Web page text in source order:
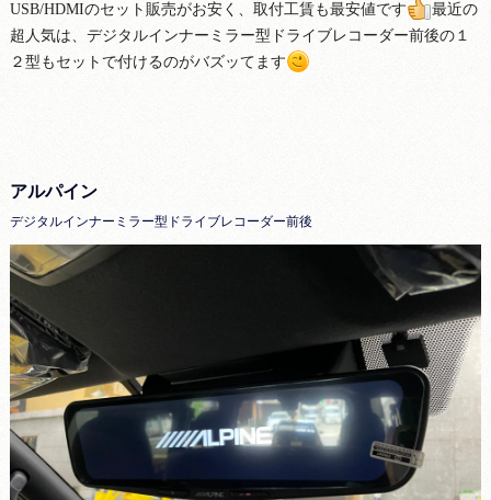
USB/HDMIのセット販売がお安く、取付工賃も最安値です
最近の
超人気は、デジタルインナーミラー型ドライブレコーダー前後の１
２型もセットで付けるのがバズッてます
アルパイン
デジタルインナーミラー型ドライブレコーダー前後